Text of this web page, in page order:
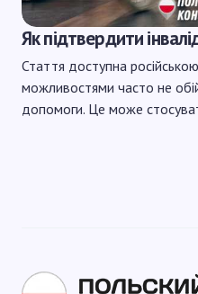
Як підтвердити
Стаття доступна
можливостями часто не
допомоги. Це може